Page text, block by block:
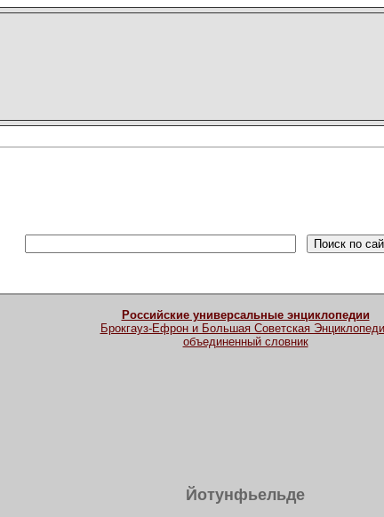
Российские универсальные энциклопедии
Брокгауз-Ефрон и Большая Советская
объединенный словник
Йотунфьельде